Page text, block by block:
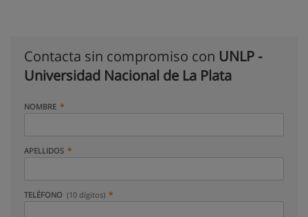
Contacta sin compromiso con UNLP -
Universidad Nacional de La Plata
NOMBRE
APELLIDOS
TELÉFONO (10 dígitos)